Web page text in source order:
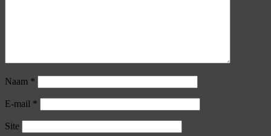
Naam *
E-mail *
Site